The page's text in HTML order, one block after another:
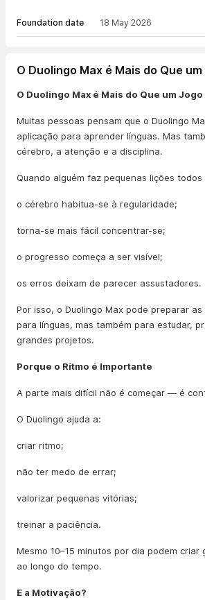
Foundation date 18 May 2026
O Duolingo Max é Mais do Que
O Duolingo Max é Mais do Que um Jogo
Muitas pessoas pensam que o Duolingo
aplicação para aprender línguas. Mas
cérebro, a atenção e a disciplina.
Quando alguém faz pequenas lições todos
o cérebro habitua-se à regularidade;
torna-se mais fácil concentrar-se;
o progresso começa a ser visível;
os erros deixam de parecer assustadores.
Por isso, o Duolingo Max pode preparar
para línguas, mas também para estudar,
grandes projetos.
Porque o Ritmo é Importante
A parte mais difícil não é começar — é
O Duolingo ajuda a:
criar ritmo;
não ter medo de errar;
valorizar pequenas vitórias;
treinar a paciência.
Mesmo 10–15 minutos por dia podem criar
ao longo do tempo.
E a Motivação?